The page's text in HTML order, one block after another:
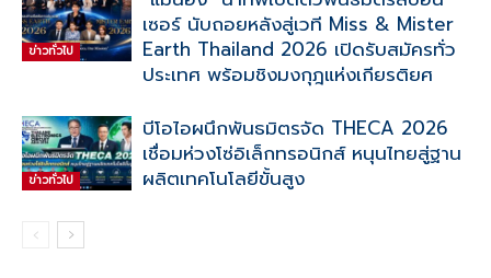
ข่าวทั่วไป
เซอร์ นับถอยหลังสู่เวที Miss & Mister
Earth Thailand 2026 เปิดรับสมัครทั่ว
ประเทศ พร้อมชิงมงกุฎแห่งเกียรติยศ
ข่าวทั่วไป
บีโอไอผนึกพันธมิตรจัด THECA 2026
เชื่อมห่วงโซ่อิเล็กทรอนิกส์ หนุนไทยสู่ฐาน
ผลิตเทคโนโลยีขั้นสูง